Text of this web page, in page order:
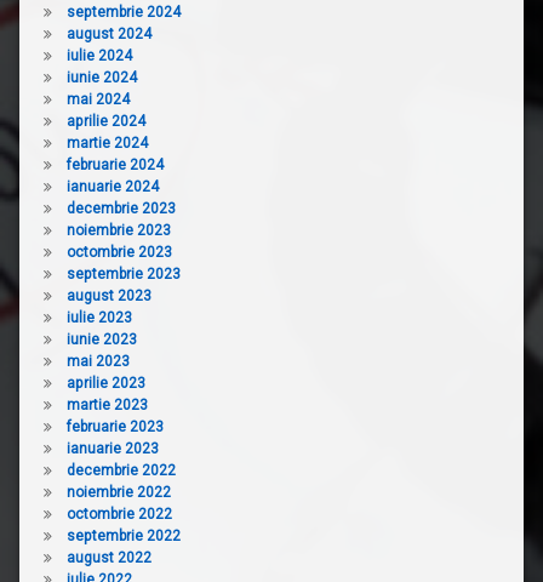
septembrie 2024
august 2024
iulie 2024
iunie 2024
mai 2024
aprilie 2024
martie 2024
februarie 2024
ianuarie 2024
decembrie 2023
noiembrie 2023
octombrie 2023
septembrie 2023
august 2023
iulie 2023
iunie 2023
mai 2023
aprilie 2023
martie 2023
februarie 2023
ianuarie 2023
decembrie 2022
noiembrie 2022
octombrie 2022
septembrie 2022
august 2022